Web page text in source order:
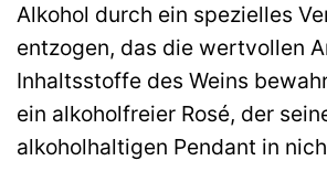
Alkohol durch ein spezielles
entzogen, das die wertvollen
Inhaltsstoffe des Weins
ein alkoholfreier Rosé, der
alkoholhaltigen Pendant in